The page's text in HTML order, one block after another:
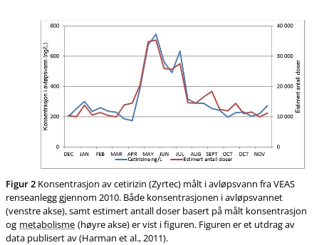
Figur 2 Konsentrasjon av cetirizin (Zyrtec) målt i avløpsvann fra VEAS
renseanlegg gjennom 2010. Både konsentrasjonen i avløpsvannet
(venstre akse), samt estimert antall doser basert på målt konsentrasjon
og metabolisme (høyre akse) er vist i figuren. Figuren er et utdrag av
data publisert av (Harman et al., 2011).